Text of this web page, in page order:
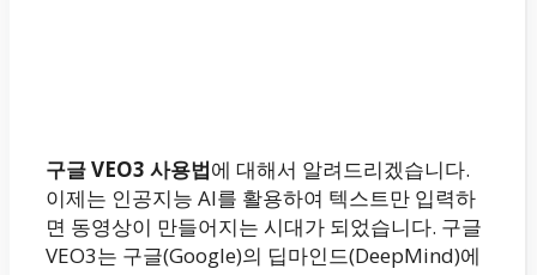
구글 VEO3 사용법에 대해서 알려드리겠습니다.
이제는 인공지능 AI를 활용하여 텍스트만 입력하
면 동영상이 만들어지는 시대가 되었습니다. 구글
VEO3는 구글(Google)의 딥마인드(DeepMind)에